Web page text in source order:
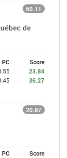
60.11
de
PC
Score
23.84
36.27
20.87
PC
Score